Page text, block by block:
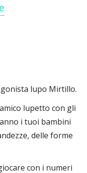
lupo Mirtillo.
lupetto con gli
i tuoi bambini
delle forme
con i numeri